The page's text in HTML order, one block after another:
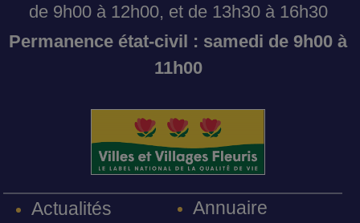
de 9h00 à 12h00, et de 13h30 à 16h30
Permanence état-civil : samedi de 9h00 à
11h00
Actualités
Annuaire